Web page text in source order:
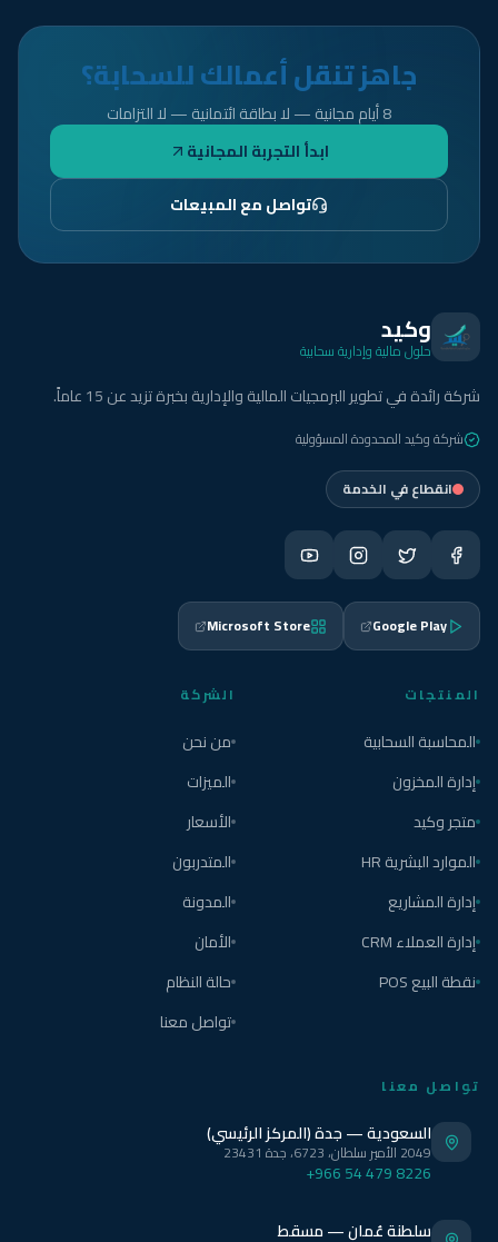
جاهز تنقل أعمالك للسحابة؟
8 أيام مجانية — لا بطاقة ائتمانية — لا التزامات
ابدأ التجربة المجانية
تواصل مع المبيعات
وكيد
حلول مالية وإدارية سحابية
شركة رائدة في تطوير البرمجيات المالية والإدارية بخبرة تزيد عن 15 عاماً.
شركة وكيد المحدودة المسؤولية
انقطاع في الخدمة
Google Play
Microsoft Store
المنتجات
المحاسبة السحابية
إدارة المخزون
متجر وكيد
الموارد البشرية HR
إدارة المشاريع
إدارة العملاء CRM
نقطة البيع POS
الشركة
من نحن
الميزات
الأسعار
المتدربون
المدونة
الأمان
حالة النظام
تواصل معنا
تواصل معنا
السعودية — جدة (المركز الرئيسي)
2049 الأمير سلطان، 6723، جدة 23431
+966 54 479 8226
سلطنة عُمان — مسقط